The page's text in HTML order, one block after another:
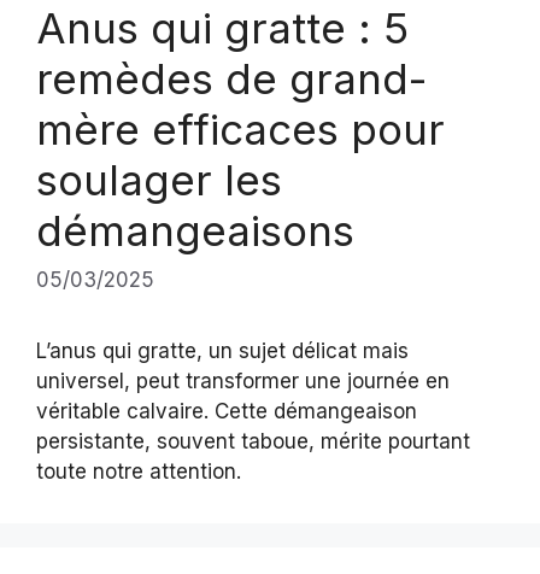
Anus qui gratte : 5
remèdes de grand-
mère efficaces pour
soulager les
démangeaisons
05/03/2025
L’anus qui gratte, un sujet délicat mais
universel, peut transformer une journée en
véritable calvaire. Cette démangeaison
persistante, souvent taboue, mérite pourtant
toute notre attention.